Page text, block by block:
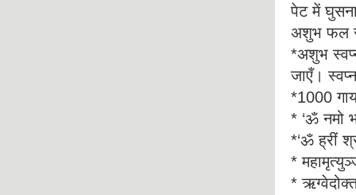
पेट में
अशुभ फल
*अशुभ
जाएँ।
*1000
* ‘ॐ नमो
*‘ॐ ह्रीं
*
*